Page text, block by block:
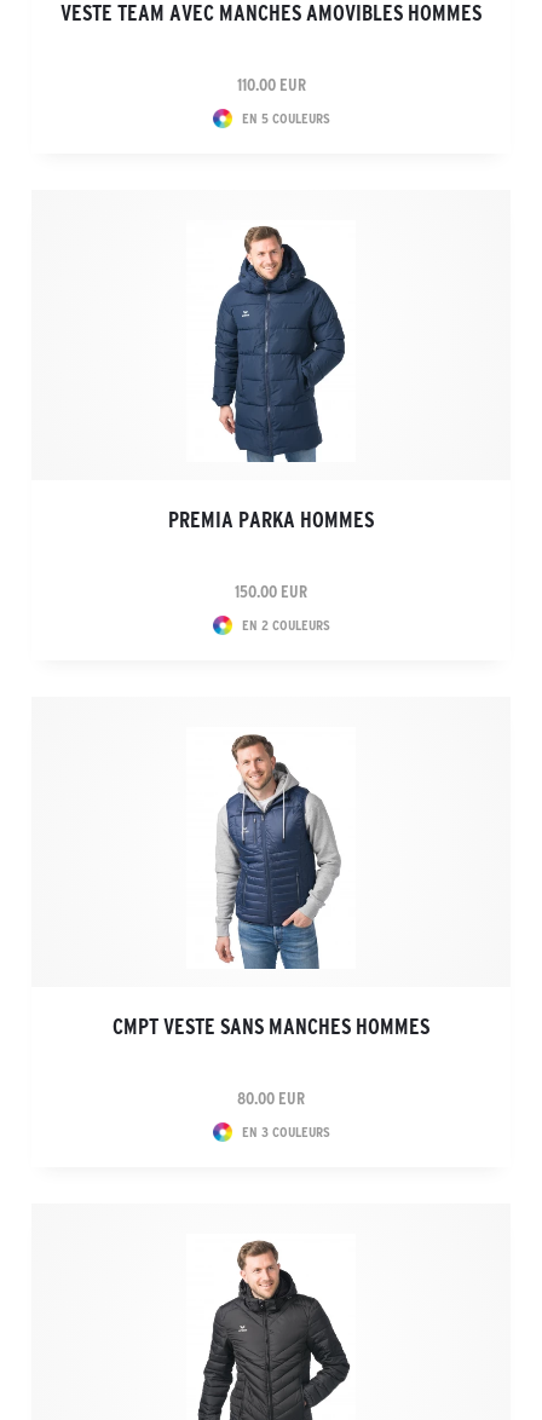
VESTE TEAM AVEC MANCHES AMOVIBLES HOMMES
110.00 EUR
EN 5 COULEURS
PREMIA PARKA HOMMES
150.00 EUR
EN 2 COULEURS
CMPT VESTE SANS MANCHES HOMMES
80.00 EUR
EN 3 COULEURS